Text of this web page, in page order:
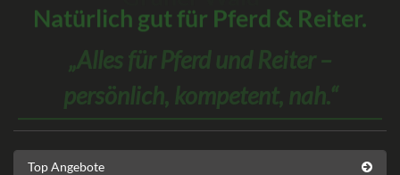
Natürlich gut für Pferd & Reiter.
Alles für Pferd und Reiter –
persönlich, kompetent, nah.
Top Angebote